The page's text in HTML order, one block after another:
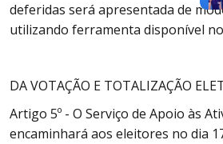
deferidas será apresentada de
utilizando ferramenta disponível
DA VOTAÇÃO E TOTALIZAÇÃO
Artigo 5º - O Serviço de Apoio às
encaminhará aos eleitores no dia